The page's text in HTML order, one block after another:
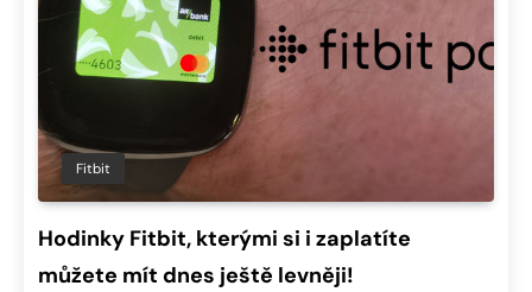
Fitbit
Hodinky Fitbit, kterými si i zaplatíte
můžete mít dnes ještě levněji!